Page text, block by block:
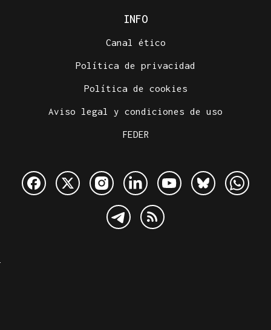
INFO
Canal ético
Política de privacidad
Política de cookies
Aviso legal y condiciones de uso
FEDER